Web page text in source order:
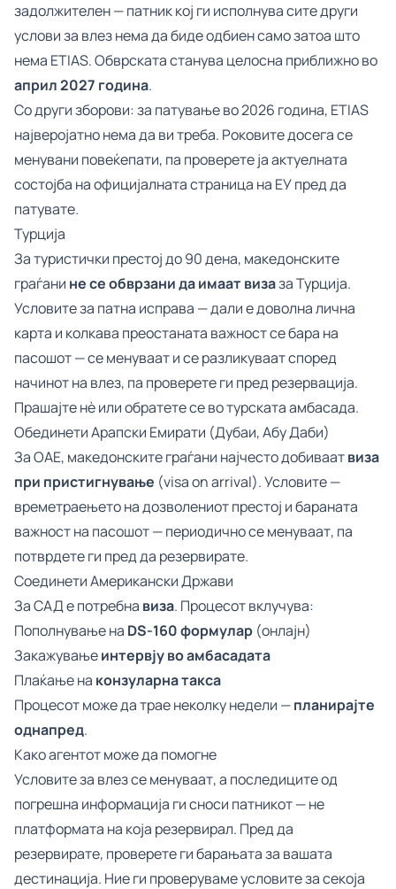
задолжителен — патник кој ги исполнува сите други
услови за влез нема да биде одбиен само затоа што
нема ETIAS. Обврската станува целосна приближно во
април 2027 година.
Со други зборови: за патување во 2026 година, ETIAS
најверојатно нема да ви треба. Роковите досега се
менувани повеќепати, па проверете ја актуелната
состојба наофицијалната страница на ЕУпред да
патувате.
Турција
За туристички престој до 90 дена, македонските
граѓани не се обврзани да имаат визаза Турција.
Условите за патна исправа — дали е доволна лична
карта и колкава преостаната важност се бара на
пасошот — се менуваат и се разликуваат според
начинот на влез, па проверете ги пред резервација.
Прашајте нè или обратете се во турската амбасада.
Обединети Арапски Емирати (Дубаи, Абу Даби)
За ОАЕ, македонските граѓани најчесто добиваатвиза
при пристигнување (visa on arrival). Условите —
времетраењето на дозволениот престој и бараната
важност на пасошот — периодично се менуваат, па
потврдете ги пред да резервирате.
Соединети Американски Држави
За САД е потребна виза. Процесот вклучува:
Пополнување на DS-160 формулар (онлајн)
Закажувањеинтервју во амбасадата
Плаќање на конзуларна такса
Процесот може да трае неколку недели —планирајте
однапред.
Како агентот може да помогне
Условите за влез се менуваат, а последиците од
погрешна информација ги сноси патникот — не
платформата на која резервирал. Пред да
резервирате, проверете ги барањата за вашата
дестинација. Ние ги проверуваме условите за секоја